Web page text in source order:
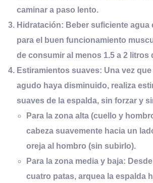
caminar a paso lento.
Hidratación: Beber suficiente agua
para el buen funcionamiento
de consumir al menos 1.5 a 2 litros
Estiramientossuaves: Una vez
agudo haya disminuido, realiza
suaves de la espalda, sin forzar y
Para la zona alta (cuello y
cabeza suavemente hacia un
oreja al hombro (sin subirlo).
Para la zona media y baja:
cuatro patas, arquea la espalda